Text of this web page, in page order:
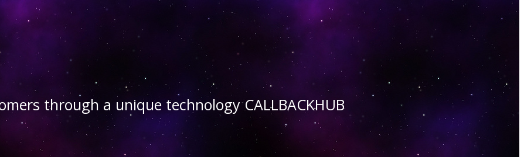
through a unique technology CALLBACKHUB